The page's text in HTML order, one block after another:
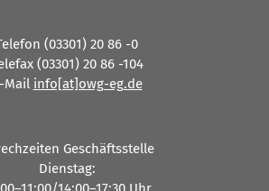
vorhanden.
(03301) 20 86 -0
(03301) 20 86 -104
Mail info[at]owg-eg.de
Geschäftsstelle
Dienstag: